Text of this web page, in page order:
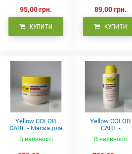
95,00 грн.
КУПИТИ
89,00 грн.
КУПИТИ
Yellow COLOR
CARE - Маска для
фарбованого
волосся, 500 мл
В наявності
Yellow COLOR
CARE -
Кондиціонер для
фарбованого
В наявності